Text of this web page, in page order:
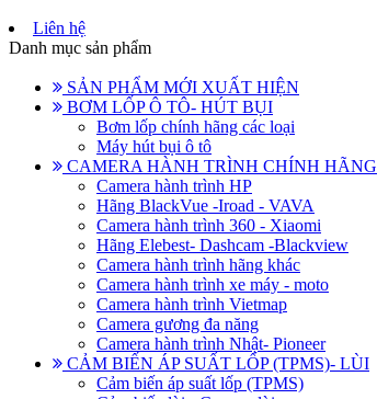
Liên hệ
Danh mục sản phẩm
SẢN PHẨM MỚI XUẤT HIỆN
BƠM LỐP Ô TÔ- HÚT BỤI
Bơm lốp chính hãng các loại
Máy hút bụi ô tô
CAMERA HÀNH TRÌNH CHÍNH HÃNG
Camera hành trình HP
Hãng BlackVue -Iroad - VAVA
Camera hành trình 360 - Xiaomi
Hãng Elebest- Dashcam -Blackview
Camera hành trình hãng khác
Camera hành trình xe máy - moto
Camera hành trình Vietmap
Camera gương đa năng
Camera hành trình Nhật- Pioneer
CẢM BIẾN ÁP SUẤT LỐP (TPMS)- LÙI
Cảm biến áp suất lốp (TPMS)